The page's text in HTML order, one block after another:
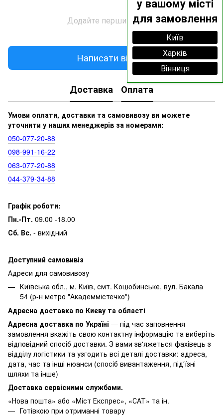
у вашому місті
для замовлення
Київ
Харків
Вінниця
Додайте перший відгук
Написати відгук
Доставка Оплата
Умови оплати, доставки та самовивозу ви можете
уточнити у наших менеджерів за номерами:
050‑077‑20‑88
098‑991‑16‑22
063‑077‑20‑88
044‑379‑34‑88
Графік роботи:
Пн.-Пт. 09.00 -18.00
Сб. Вс. - вихідний
Доступний самовивіз
Адреси для самовивозу
Київська обл., м. Київ, смт. Коцюбинське, вул. Бакала
54 (р-н метро "Академмістечко")
Адресна доставка по Києву та області
Адресна доставка по Україні — під час заповнення
замовлення вкажіть свою контактну інформацію та виберіть
відповідний спосіб доставки. З вами зв'яжеться фахівець з
відділу логістики та узгодить всі деталі доставки: адреса,
дата, час та інші нюанси (спосіб вивантаження, під'їзні
шляхи та інше)
Доставка сервісними службами.
«Нова пошта» або «Міст Експрес», «САТ» та ін.
Готівкою при отриманні товару